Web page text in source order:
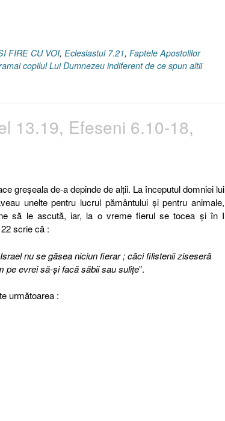
FIRE CU VOI, Eclesiastul 7.21, Faptele Apostolilor
copilul Lui Dumnezeu indiferent de ce spun altii
13.19, Efeseni 6.10-18,
greşeala de-a depinde de alţii. La începutul domniei lui
unelte pentru lucrul pământului şi pentru animale,
să le ascută, iar, la o vreme fierul se tocea şi în I
scrie că :
nu se găsea niciun fierar ; căci filistenii ziseseră
pe evrei să-şi facă săbii sau suliţe”.
următoarea :